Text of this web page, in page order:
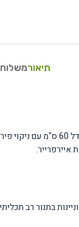
תיאור
איירפרייר.
בתנור רב